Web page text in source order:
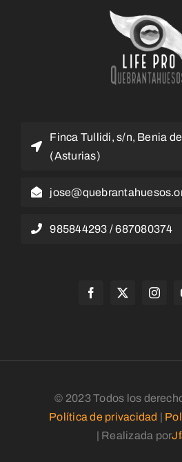
Finca Tullidi, s/n, Benia
(Asturias)
985844293 / 687080374
© 2023 Todos los
Política de privacidad |
| Realizada por